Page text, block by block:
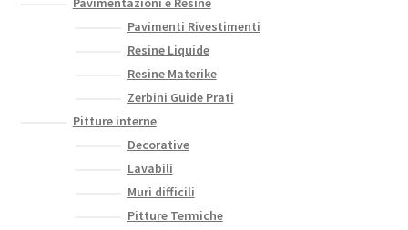
Pavimenti Rivestimenti
Resine Liquide
Resine Materike
Zerbini Guide Prati
Pitture interne
Decorative
Lavabili
Muri difficili
Pitture Termiche